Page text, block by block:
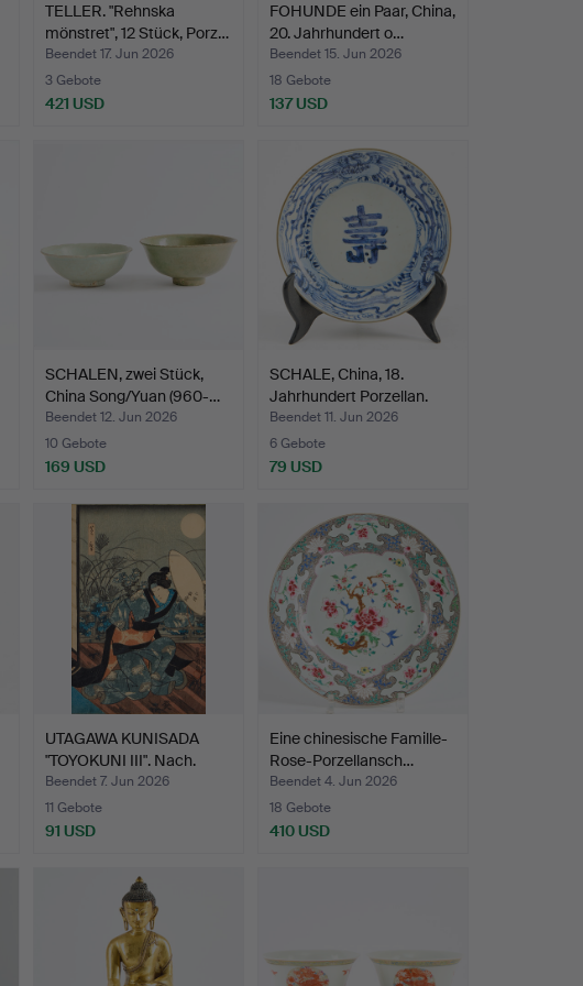
TELLER. "Rehnska
mönstret", 12 Stück, Porz…
Beendet 17. Jun 2026
3 Gebote
421 USD
FOHUNDE ein Paar, China,
20. Jahrhundert o…
Beendet 15. Jun 2026
18 Gebote
137 USD
SCHALEN, zwei Stück,
China Song/Yuan (960-…
Beendet 12. Jun 2026
10 Gebote
169 USD
SCHALE, China, 18.
Jahrhundert Porzellan.
Beendet 11. Jun 2026
6 Gebote
79 USD
UTAGAWA KUNISADA
"TOYOKUNI III". Nach.
Hol…
Beendet 7. Jun 2026
11 Gebote
91 USD
Eine chinesische Famille-
Rose-Porzellansch…
Beendet 4. Jun 2026
18 Gebote
410 USD